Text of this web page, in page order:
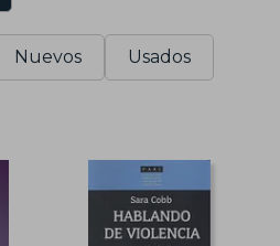
Nuevos Usados